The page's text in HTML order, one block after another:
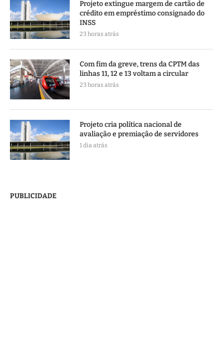
Projeto extingue margem de cartão de
crédito em empréstimo consignado do
INSS
23 horas atrás
Com fim da greve, trens da CPTM das
linhas 11, 12 e 13 voltam a circular
23 horas atrás
Projeto cria política nacional de
avaliação e premiação de servidores
1 dia atrás
PUBLICIDADE